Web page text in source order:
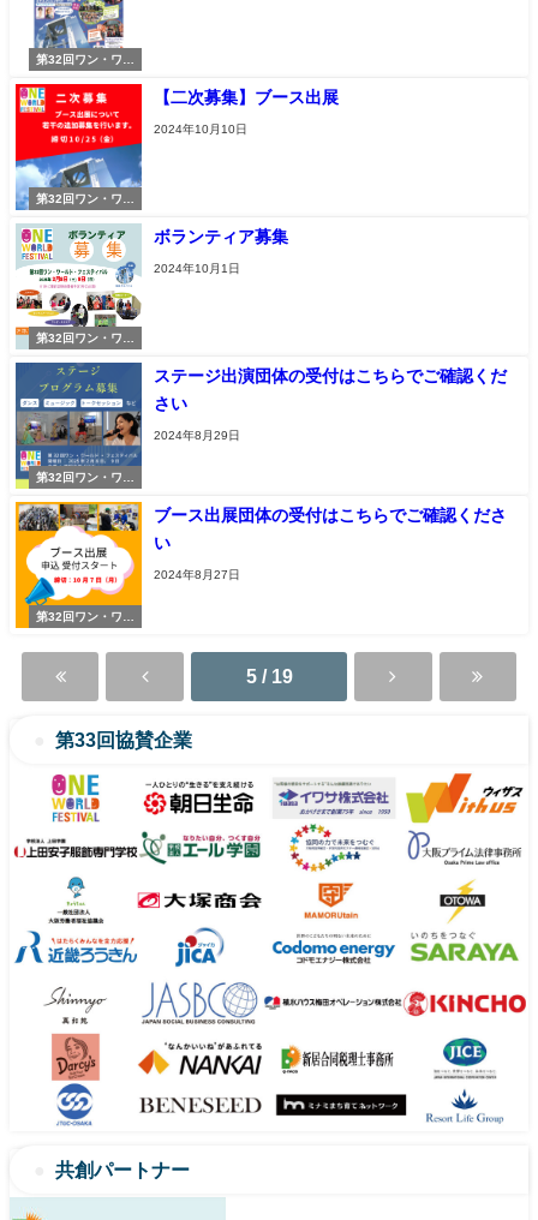
第32回ワン・ワー
バル
第32回ワン・ワー
バル
【二次募集】ブース出展
2024年10月10日
第32回ワン・ワー
バル
ボランティア募集
2024年10月1日
第32回ワン・ワー
バル
ステージ出演団体の受付はこちらでご確認くだ
さい
2024年8月29日
第32回ワン・ワー
バル
ブース出展団体の受付はこちらでご確認くださ
い
2024年8月27日
5 / 19
第33回協賛企業
共創パートナー